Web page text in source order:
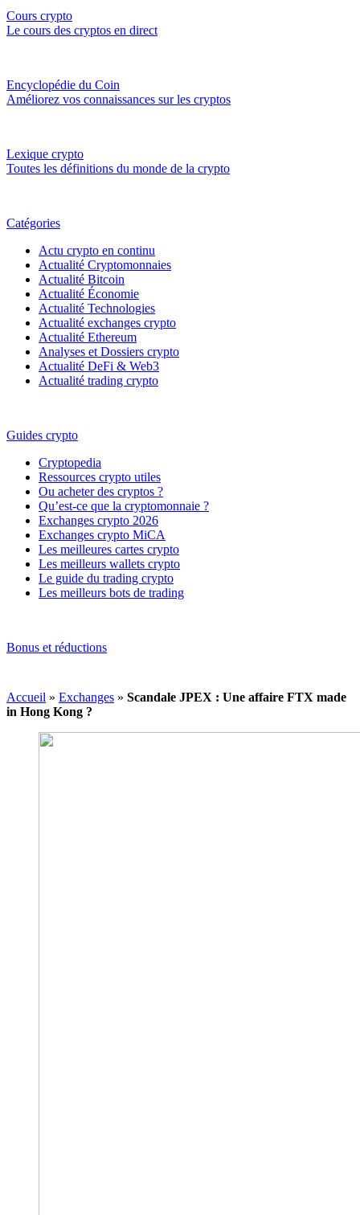
Cours crypto
Le cours des cryptos en direct
Encyclopédie du Coin
Améliorez vos connaissances sur les cryptos
Lexique crypto
Toutes les définitions du monde de la crypto
Catégories
Actu crypto en continu
Actualité Cryptomonnaies
Actualité Bitcoin
Actualité Économie
Actualité Technologies
Actualité exchanges crypto
Actualité Ethereum
Analyses et Dossiers crypto
Actualité DeFi & Web3
Actualité trading crypto
Guides crypto
Cryptopedia
Ressources crypto utiles
Ou acheter des cryptos ?
Qu’est-ce que la cryptomonnaie ?
Exchanges crypto 2026
Exchanges crypto MiCA
Les meilleures cartes crypto
Les meilleurs wallets crypto
Le guide du trading crypto
Les meilleurs bots de trading
Bonus et réductions
Accueil » Exchanges » Scandale JPEX : Une affaire FTX made
in Hong Kong ?